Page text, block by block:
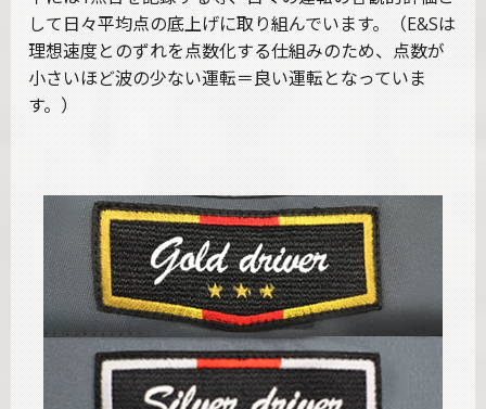
して日々平均点の底上げに取り組んでいます。（E&Sは
理想速度とのずれを点数化する仕組みのため、点数が
小さいほど波の少ない運転＝良い運転となっていま
す。）